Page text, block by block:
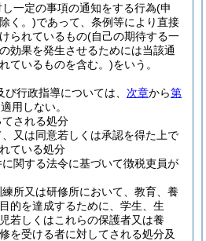
一定の事項の通知をする行為(申
く。)であって、条例等により直接
られているもの(自己の期待する一
効果を発生させるためには当該通
ているものを含む。)をいう。
行政指導については、 次章から第
用しない。
される処分
又は同意若しくは承認を得た上で
ている処分
関する法令に基づいて徴税吏員が
所又は研修所において、教育、養
的を達成するために、学生、生
若しくはこれらの保護者又は養
を受ける者に対してされる処分及